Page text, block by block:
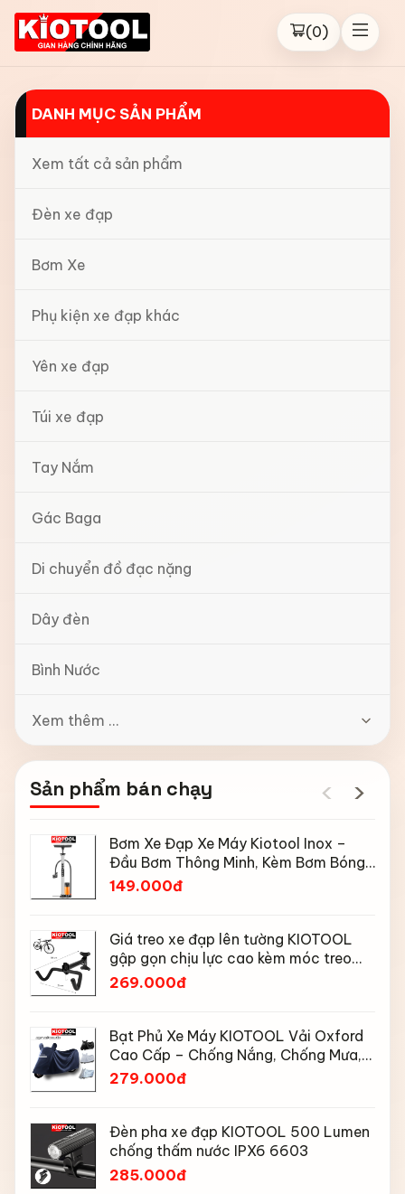
(0)
DANH MỤC SẢN PHẨM
Xem tất cả sản phẩm
Đèn xe đạp
Bơm Xe
Phụ kiện xe đạp khác
Yên xe đạp
Túi xe đạp
Tay Nắm
Gác Baga
Di chuyển đồ đạc nặng
Dây đèn
Bình Nước
Xem thêm ...
Sản phẩm bán chạy ‹ ›
Bơm Xe Đạp Xe Máy Kiotool Inox –
Đầu Bơm Thông Minh, Kèm Bơm Bóng,
Đồng Hồ 160 PSI
149.000đ
Giá treo xe đạp lên tường KIOTOOL
gập gọn chịu lực cao kèm móc treo
mũ bảo hiểm
269.000đ
Bạt Phủ Xe Máy KIOTOOL Vải Oxford
Cao Cấp – Chống Nắng, Chống Mưa,
Chống Bụi, Chống Tia UV, Có Phản
279.000đ
Đèn pha xe đạp KIOTOOL 500 Lumen
chống thấm nước IPX6 6603
285.000đ